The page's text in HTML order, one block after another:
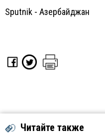
Sputnik - Азербайджан
Читайте также